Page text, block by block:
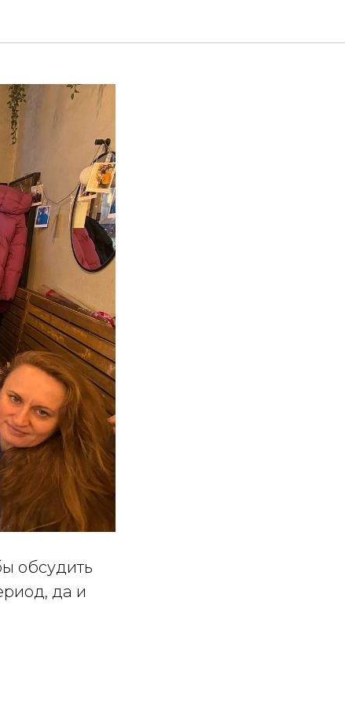
обсудить
да и